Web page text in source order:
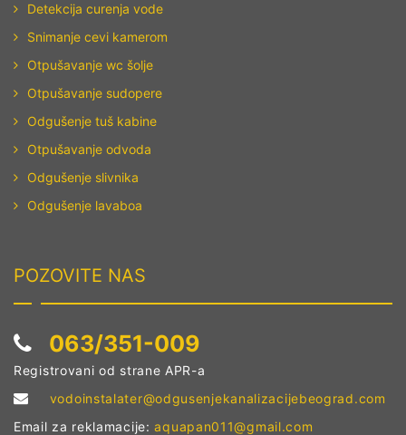
Detekcija curenja vode
Snimanje cevi kamerom
Otpušavanje wc šolje
Otpušavanje sudopere
Odgušenje tuš kabine
Otpušavanje odvoda
Odgušenje slivnika
Odgušenje lavaboa
POZOVITE NAS
063/351-009
Registrovani od strane APR-a
vodoinstalater@odgusenjekanalizacijebeograd.com
Email za reklamacije:aquapan011@gmail.com